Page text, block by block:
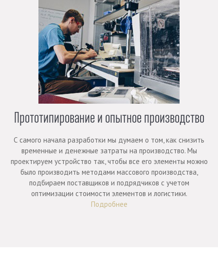
Прототипирование и опытное производство
С самого начала разработки мы думаем о том, как снизить
временные и денежные затраты на производство. Мы
проектируем устройство так, чтобы все его элементы можно
было производить методами массового производства,
подбираем поставщиков и подрядчиков с учетом
оптимизации стоимости элементов и логистики.
Подробнее